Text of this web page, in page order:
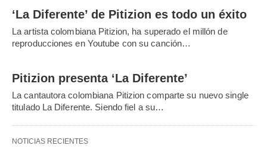
‘La Diferente’ de Pitizion es todo un éxito
La artista colombiana Pitizion, ha superado el millón de
reproducciones en Youtube con su canción…
Pitizion presenta ‘La Diferente’
La cantautora colombiana Pitizion comparte su nuevo single
titulado La Diferente. Siendo fiel a su…
NOTICIAS RECIENTES